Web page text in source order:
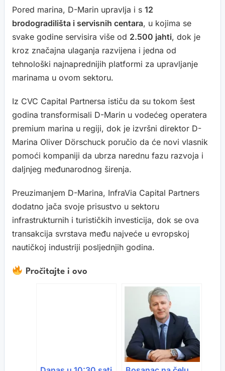
Pored marina, D-Marin upravlja i s 12
brodogradilišta i servisnih centara, u kojima se
svake godine servisira više od 2.500 jahti, dok je
kroz značajna ulaganja razvijena i jedna od
tehnološki najnaprednijih platformi za upravljanje
marinama u ovom sektoru.
Iz CVC Capital Partnersa ističu da su tokom šest
godina transformisali D-Marin u vodećeg operatera
premium marina u regiji, dok je izvršni direktor D-
Marina Oliver Dörschuck poručio da će novi vlasnik
pomoći kompaniji da ubrza narednu fazu razvoja i
daljnjeg međunarodnog širenja.
Preuzimanjem D-Marina, InfraVia Capital Partners
dodatno jača svoje prisustvo u sektoru
infrastrukturnih i turističkih investicija, dok se ova
transakcija svrstava među najveće u evropskoj
nautičkoj industriji posljednjih godina.
Pročitajte i ovo